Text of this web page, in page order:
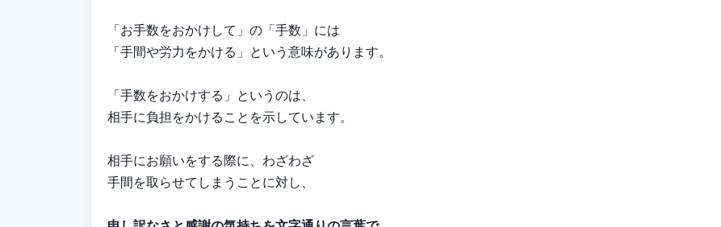
「お手数をおかけして」の「手数」には
「手間や労力をかける」という意味があります。
「手数をおかけする」というのは、
相手に負担をかけることを示しています。
相手にお願いをする際に、わざわざ
手間を取らせてしまうことに対し、